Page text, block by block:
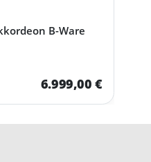
B-Ware
6.999,00 €